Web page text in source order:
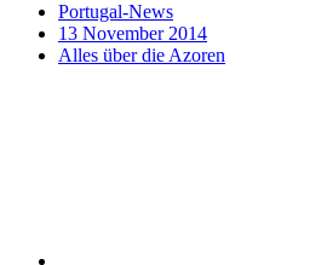
Portugal-News
13 November 2014
Alles über die Azoren